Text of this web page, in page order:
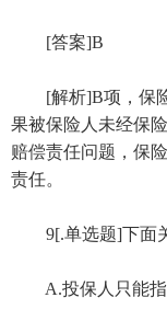
[答案]B
[解析]B项，保险
果被保险人未经保
赔偿责任问题，保
责任。
9[.单选题]下面关
A.投保人只能指